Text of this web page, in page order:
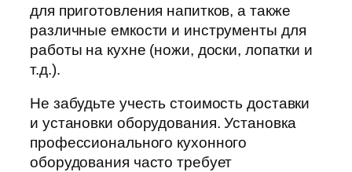
для приготовления напитков, а также
различные емкости и инструменты для
работы на кухне (ножи, доски, лопатки и
т.д.).
Не забудьте учесть стоимость доставки
и установки оборудования. Установка
профессионального кухонного
оборудования часто требует